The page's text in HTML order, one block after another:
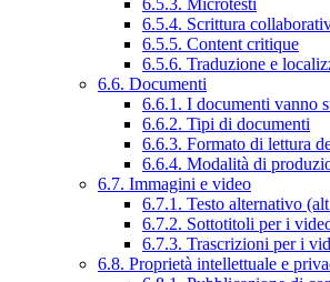
6.5.4. Scrittura
6.5.5. Content critique
6.5.6. Traduzione e
6.6. Documenti
6.6.1. I documenti vanno
6.6.2. Tipi di documenti
6.6.3. Formato di lettura
6.6.4. Modalità di
6.7. Immagini e video
6.7.1. Testo alternativo
6.7.2. Sottotitoli per i
6.7.3. Trascrizioni per i
6.8. Proprietà intellettuale e